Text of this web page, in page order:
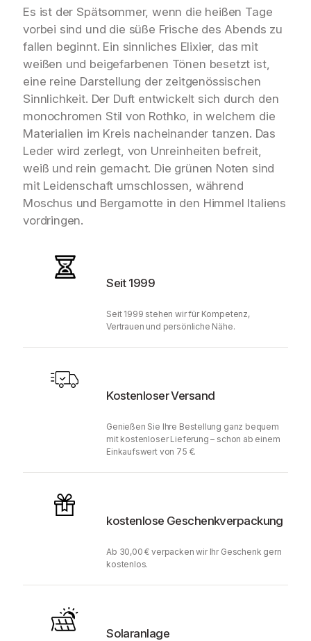
9
9
,
9
5
€
€
.
Es ist der Spätsommer, wenn die heißen Tage
vorbei sind und die süße Frische des Abends zu
fallen beginnt. Ein sinnliches Elixier, das mit
weißen und beigefarbenen Tönen besetzt ist,
eine reine Darstellung der zeitgenössischen
Sinnlichkeit. Der Duft entwickelt sich durch den
monochromen Stil von Rothko, in welchem die
Materialien im Kreis nacheinander tanzen. Das
Leder wird zerlegt, von Unreinheiten befreit,
weiß und rein gemacht. Die grünen Noten sind
mit Leidenschaft umschlossen, während
Moschus und Bergamotte in den Himmel Italiens
vordringen.
Seit 1999
Seit 1999 stehen wir für Kompetenz,
Vertrauen und persönliche Nähe.
Kostenloser Versand
Genießen Sie Ihre Bestellung ganz bequem
mit kostenloser Lieferung – schon ab einem
Einkaufswert von 75 €.
kostenlose Geschenkverpackung
Ab 30,00 € verpacken wir Ihr Geschenk gern
kostenlos.
Solaranlage